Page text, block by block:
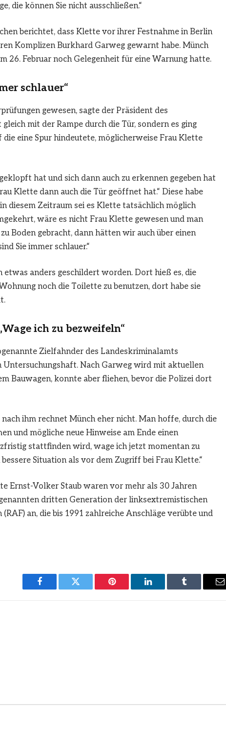
die können Sie nicht ausschließen.“
berichtet, dass Klette vor ihrer Festnahme in Berlin
Komplizen Burkhard Garweg gewarnt habe. Münch
26. Februar noch Gelegenheit für eine Warnung hatte.
schlauer“
gewesen, sagte der Präsident des
mit der Rampe durch die Tür, sondern es ging
eine Spur hindeutete, möglicherweise Frau Klette
hat und sich dann auch zu erkennen gegeben hat
Klette dann auch die Tür geöffnet hat.“ Diese habe
diesem Zeitraum sei es Klette tatsächlich möglich
wäre es nicht Frau Klette gewesen und man
Boden gebracht, dann hätten wir auch über einen
Sie immer schlauer.“
anders geschildert worden. Dort hieß es, die
noch die Toilette zu benutzen, dort habe sie
ich zu bezweifeln“
Zielfahnder des Landeskriminalamts
Nach Garweg wird mit aktuellen
Bauwagen, konnte aber fliehen, bevor die Polizei dort
ihm rechnet Münch eher nicht. Man hoffe, durch die
und mögliche neue Hinweise am Ende einen
stattfinden wird, wage ich jetzt momentan zu
Situation als vor dem Zugriff bei Frau Klette.“
Ernst-Volker Staub waren vor mehr als 30 Jahren
dritten Generation der linksextremistischen
an, die bis 1991 zahlreiche Anschläge verübte und
Facebook Twitter Pinterest LinkedIn Tumblr